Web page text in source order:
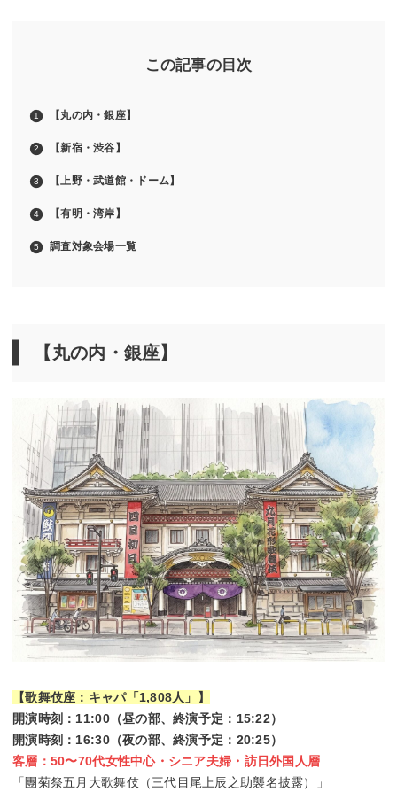
この記事の目次
【丸の内・銀座】
【新宿・渋谷】
【上野・武道館・ドーム】
【有明・湾岸】
調査対象会場一覧
【丸の内・銀座】
【歌舞伎座：キャパ「1,808人」】
開演時刻：11:00（昼の部、終演予定：15:22）
開演時刻：16:30（夜の部、終演予定：20:25）
客層：50〜70代女性中心・シニア夫婦・訪日外国人層
「團菊祭五月大歌舞伎（三代目尾上辰之助襲名披露）」